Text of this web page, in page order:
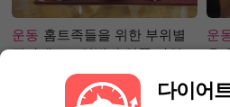
운동 홈트족들을 위한 부위별
필라테스 – 허벅지 안쪽 라인
운
을
다이어